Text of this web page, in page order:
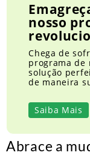
nosso
Chega de
programa de
solução
de maneira
Saiba Mais
Abrace a